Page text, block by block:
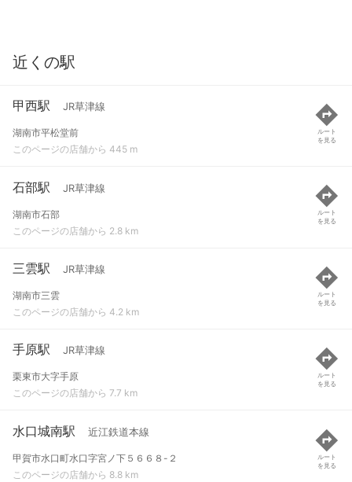
近くの駅
甲西駅 JR草津線
湖南市平松堂前
このページの店舗から 445 m
ルート
を見る
石部駅 JR草津線
湖南市石部
このページの店舗から 2.8 km
ルート
を見る
三雲駅 JR草津線
湖南市三雲
このページの店舗から 4.2 km
ルート
を見る
手原駅 JR草津線
栗東市大字手原
このページの店舗から 7.7 km
ルート
を見る
水口城南駅 近江鉄道本線
甲賀市水口町水口字宮ノ下５６６８-２
このページの店舗から 8.8 km
ルート
を見る